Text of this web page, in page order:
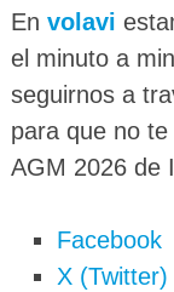
En volavi
el minuto a
seguirnos a
para que no
AGM 2026 de
Facebook
X (Twitter)